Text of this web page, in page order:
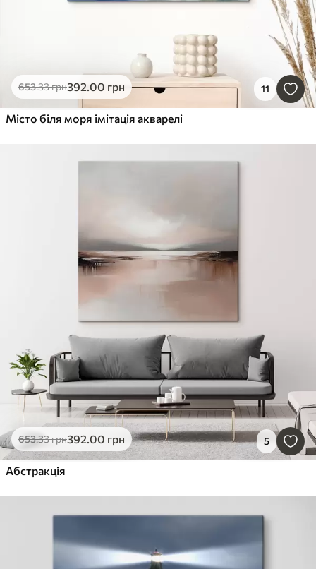
653.33грн392.00 грн 11
Місто біля моря імітація акварелі
653.33грн392.00 грн 5
Абстракція